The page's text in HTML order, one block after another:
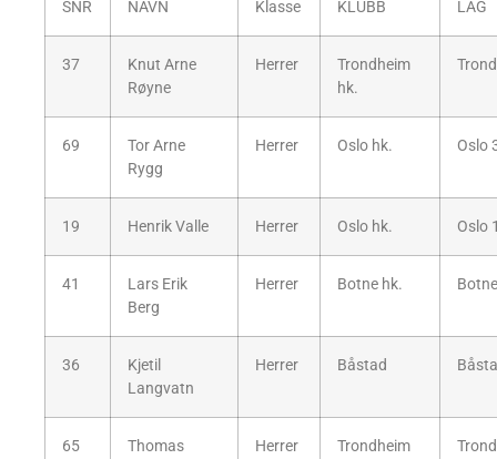
SNR NAVN Klasse KLUBB LAG
37
Knut Arne
Røyne
Herrer
Trondheim
hk.
69
Tor Arne
Rygg
Herrer Oslo hk. Oslo
19 Henrik Valle Herrer Oslo hk. Oslo
41
Lars Erik
Berg
Herrer Botne hk.
36
Kjetil
Langvatn
Herrer Båstad
65
Thomas
Herrer
Trondheim